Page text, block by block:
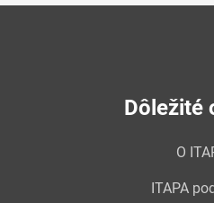
Dôležité
O
ITAPA